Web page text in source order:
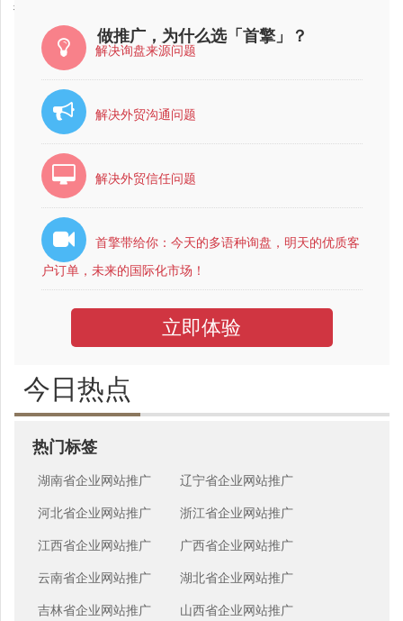
德州市企业网站推广网络推广公司排行
做推广，为什么选「首擎」？
解决询盘来源问题
解决外贸沟通问题
解决外贸信任问题
首擎带给你：今天的多语种询盘，明天的优质客
户订单，未来的国际化市场！
立即体验
今日热点
热门标签
湖南省企业网站推广 辽宁省企业网站推广
河北省企业网站推广 浙江省企业网站推广
江西省企业网站推广 广西省企业网站推广
云南省企业网站推广 湖北省企业网站推广
吉林省企业网站推广 山西省企业网站推广